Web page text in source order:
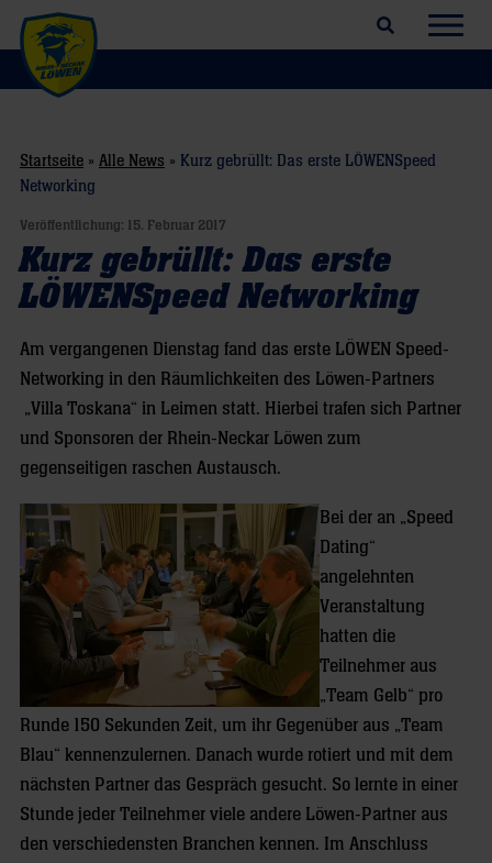
Suchfeld öffnen
Startseite » Alle News » Kurz gebrüllt: Das erste LÖWENSpeed
Networking
Veröffentlichung: 15. Februar 2017
Kurz gebrüllt: Das erste
LÖWENSpeed Networking
Am vergangenen Dienstag fand das erste LÖWEN Speed-
Networking in den Räumlichkeiten des Löwen-Partners
„Villa Toskana“ in Leimen statt. Hierbei trafen sich Partner
und Sponsoren der Rhein-Neckar Löwen zum
gegenseitigen raschen Austausch.
Bei der an „Speed
Dating“
angelehnten
Veranstaltung
hatten die
Teilnehmer aus
„Team Gelb“ pro
Runde 150 Sekunden Zeit, um ihr Gegenüber aus „Team
Blau“ kennenzulernen. Danach wurde rotiert und mit dem
nächsten Partner das Gespräch gesucht. So lernte in einer
Stunde jeder Teilnehmer viele andere Löwen-Partner aus
den verschiedensten Branchen kennen. Im Anschluss